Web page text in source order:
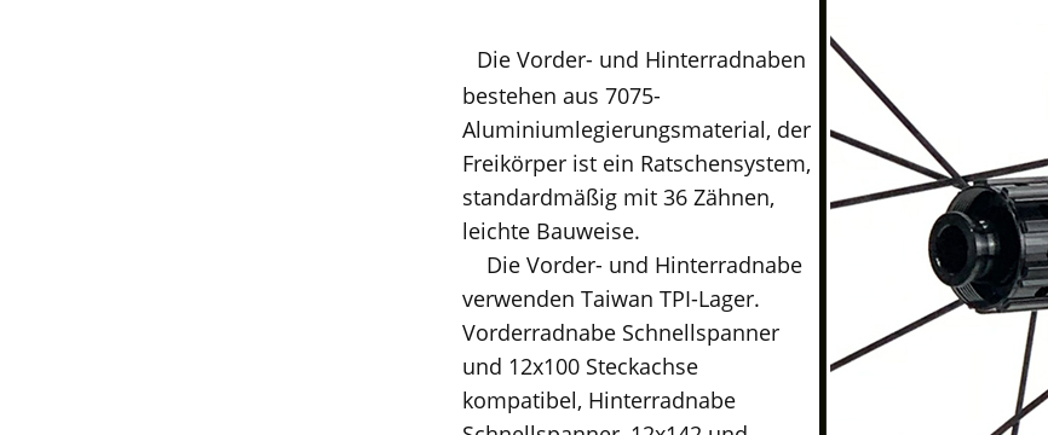
Die Vorder- und Hinterradnaben
bestehen aus 7075-
Aluminiumlegierungsmaterial, der
Freikörper ist ein Ratschensystem,
standardmäßig mit 36 ​​Zähnen,
leichte Bauweise.
Die Vorder- und Hinterradnabe
verwenden Taiwan TPI-Lager.
Vorderradnabe Schnellspanner
und 12x100 Steckachse
kompatibel, Hinterradnabe